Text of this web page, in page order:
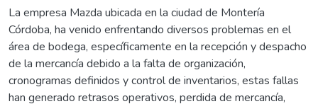
La empresa Mazda ubicada en la ciudad de Montería
Córdoba, ha venido enfrentando diversos problemas en el
área de bodega, específicamente en la recepción y despacho
de la mercancía debido a la falta de organización,
cronogramas definidos y control de inventarios, estas fallas
han generado retrasos operativos, perdida de mercancía,